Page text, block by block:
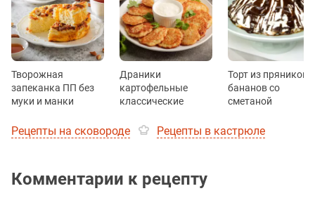
Творожная
запеканка ПП без
муки и манки
Драники
картофельные
классические
Торт из пряников и
бананов со
сметаной
Рецепты на сковороде Рецепты в кастрюле
Комментарии к рецепту